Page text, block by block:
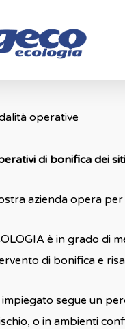
operative
di bonifica dei
azienda opera
è in grado di
di bonifica e
segue un
o in ambienti